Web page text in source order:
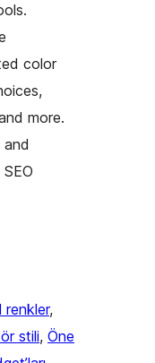
color
more.
and
renkler
stili, Öne